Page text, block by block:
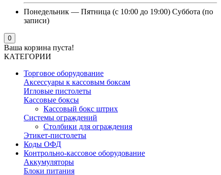
Понедельник — Пятница (с 10:00 до 19:00) Суббота (по
записи)
0
Ваша корзина пуста!
КАТЕГОРИИ
Торговое оборудование
Аксессуары к кассовым боксам
Игловые пистолеты
Кассовые боксы
Кассовый бокс штрих
Системы ограждений
Столбики для ограждения
Этикет-пистолеты
Коды ОФД
Контрольно-кассовое оборудование
Аккумуляторы
Блоки питания